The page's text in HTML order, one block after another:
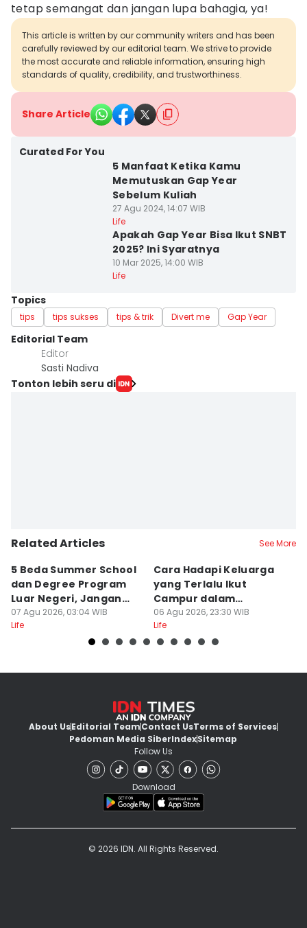
tetap semangat dan jangan lupa bahagia, ya!
This article is written by our community writers and has been
carefully reviewed by our editorial team. We strive to provide
the most accurate and reliable information, ensuring high
standards of quality, credibility, and trustworthiness.
Share Article
Curated For You
5 Manfaat Ketika Kamu
Memutuskan Gap Year
Sebelum Kuliah
27 Agu 2024, 14:07 WIB
Life
⁠Apakah Gap Year Bisa Ikut SNBT
2025? Ini Syaratnya
10 Mar 2025, 14:00 WIB
Life
Topics
tips tips sukses tips & trik Divert me Gap Year
Editorial Team
Editor
Sasti Nadiva
Tonton lebih seru di
Related Articles See More
5 Beda Summer School
dan Degree Program
Luar Negeri, Jangan
Salah
07 Agu 2026, 03:04 WIB
Life
Cara Hadapi Keluarga
yang Terlalu Ikut
Campur dalam
Persiapan Nikah
06 Agu 2026, 23:30 WIB
Life
About UsEditorial TeamContact UsTerms of Services
Pedoman Media SiberIndexSitemap
Follow Us
Download
© 2026 IDN. All Rights Reserved.